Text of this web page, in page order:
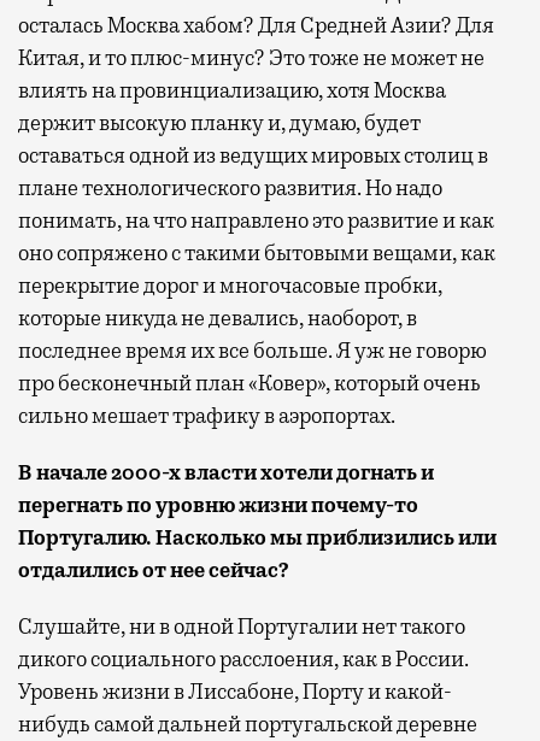
осталась Москва хабом? Для Средней Азии? Для
Китая, и то плюс-минус? Это тоже не может не
влиять на провинциализацию, хотя Москва
держит высокую планку и, думаю, будет
оставаться одной из ведущих мировых столиц в
плане технологического развития. Но надо
понимать, на что направлено это развитие и как
оно сопряжено с такими бытовыми вещами, как
перекрытие дорог и многочасовые пробки,
которые никуда не девались, наоборот, в
последнее время их все больше. Я уж не говорю
про бесконечный план «Ковер», который очень
сильно мешает трафику в аэропортах.
В начале 2000-х власти хотели догнать и
перегнать по уровню жизни почему-то
Португалию. Насколько мы приблизились или
отдалились от нее сейчас?
Слушайте, ни в одной Португалии нет такого
дикого социального расслоения, как в России.
Уровень жизни в Лиссабоне, Порту и какой-
нибудь самой дальней португальской деревне